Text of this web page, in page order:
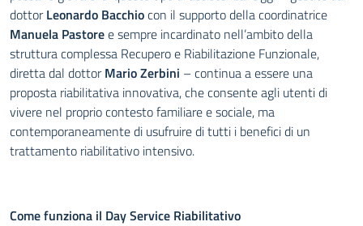
dottorLeonardo Bacchiocon il supporto della coordinatrice
Manuela Pastoree sempre incardinato nell’ambito della
struttura complessa Recupero e Riabilitazione Funzionale,
diretta dal dottorMario Zerbini – continua a essere una
proposta riabilitativa innovativa, che consente agli utenti di
vivere nel proprio contesto familiare e sociale, ma
contemporaneamente di usufruire di tutti i benefici di un
trattamento riabilitativo intensivo.
Come funziona il Day Service Riabilitativo